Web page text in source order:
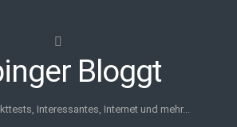
Bloggt
Interessantes, Internet und mehr...